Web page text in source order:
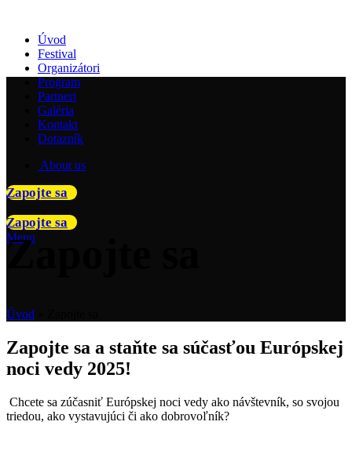
Úvod
Festival
Organizátori
Program
Partneri
Galéria
Kontakt
Dotazník
About us
Zapojte sa
Zapojte sa
Menu
Zapojte sa
Úvod
Zapojte sa a staňte sa súčasťou Európskej
noci vedy 2025!
Chcete sa zúčasniť Európskej noci vedy ako návštevník, so svojou
triedou, ako vystavujúci či ako dobrovoľník?